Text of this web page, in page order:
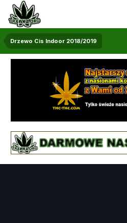
Drzewo Cis Indoor 2018/2019